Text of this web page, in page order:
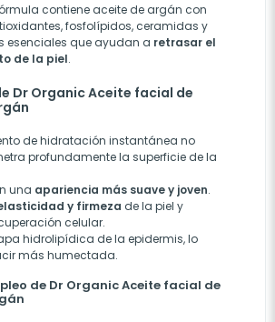
contiene aceite de argán con
fosfolípidos, ceramidas y
esenciales que ayudan a retrasar el
de la piel.
Dr Organic Aceite facial de
de hidratación instantánea no
profundamente la superficie de la
una apariencia más suave y joven.
y firmeza de la piel y
celular.
hidrolipídica de la epidermis, lo
más humectada.
de Dr Organic Aceite facial de